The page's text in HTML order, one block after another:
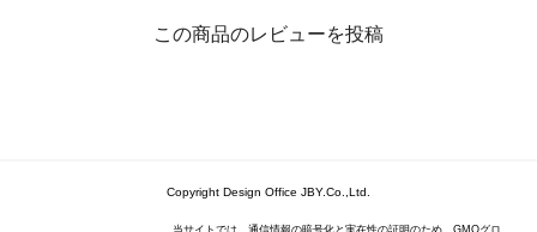
この商品のレビューを投稿
Copyright Design Office JBY.Co.,Ltd.
当サイトでは、通信情報の暗号化と実在性の証明のため、GMOグロ